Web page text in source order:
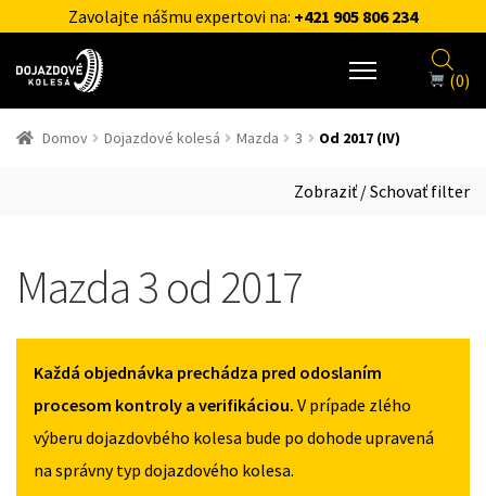
Zavolajte nášmu expertovi na: +421 905 806 234
(0)
Domov Dojazdové kolesá Mazda 3 Od 2017 (IV)
Zobraziť / Schovať filter
Mazda 3 od 2017
Každá objednávka prechádza pred odoslaním
procesom kontroly a verifikáciou. V prípade zlého
výberu dojazdovbého kolesa bude po dohode upravená
na správny typ dojazdového kolesa.